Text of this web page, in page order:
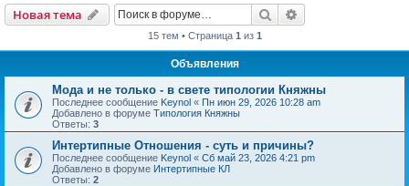
Новая тема Поиск
15 тем • Страница 1 из 1
Объявления
Мода и не только - в свете типологии Княжны
Последнее сообщение Keynol « Пн июн 29, 2026 10:28 am
Добавлено в форуме Типология Княжны
Ответы: 3
Интертипные Отношения - суть и причины?
Последнее сообщение Keynol « Сб май 23, 2026 4:21 pm
Добавлено в форуме Интертипные КЛ
Ответы: 2